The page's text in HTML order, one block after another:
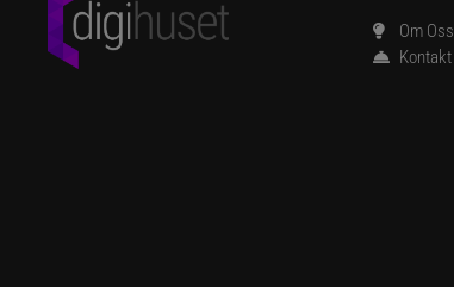
Om Oss
Kontakt